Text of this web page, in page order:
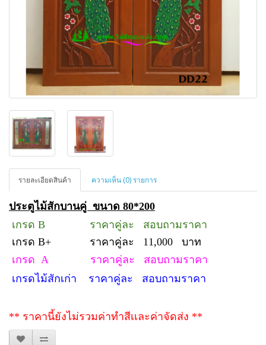
รายละเอียดสินค้า ความเห็น (0) รายการ
ประตูไม้สักบานคู่ ขนาด 80*200
เกรด B ราคาคู่ละ สอบถามราคา
เกรด B+ ราคาคู่ละ 11,000 บาท
เกรด A ราคาคู่ละ สอบถามราคา
เกรดไม้สักเก่า ราคาคู่ละ สอบถามราคา
** ราคานี้ยังไม่รวมค่าทำสีเเละค่าจัดส่ง **